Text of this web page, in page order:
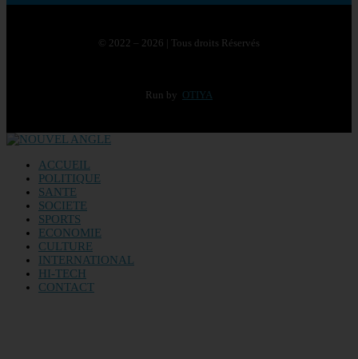
© 2022 – 2026 | Tous droits Réservés
Run by OTIYA
ACCUEIL
POLITIQUE
SANTE
SOCIETE
SPORTS
ECONOMIE
CULTURE
INTERNATIONAL
HI-TECH
CONTACT